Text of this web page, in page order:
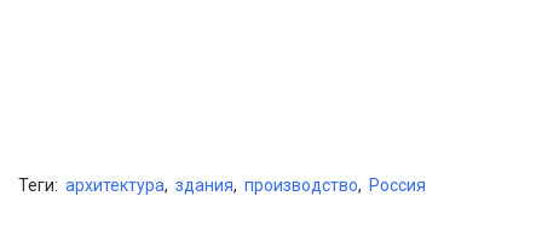
Теги: архитектура, здания, производство, Россия